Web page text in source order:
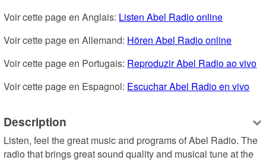
Voir cette page en Anglais: Listen Abel Radio online
Voir cette page en Allemand: Hören Abel Radio online
Voir cette page en Portugais: Reproduzir Abel Radio ao vivo
Voir cette page en Espagnol: Escuchar Abel Radio en vivo
Description
Listen, feel the great music and programs of Abel Radio. The
radio that brings great sound quality and musical tune at the